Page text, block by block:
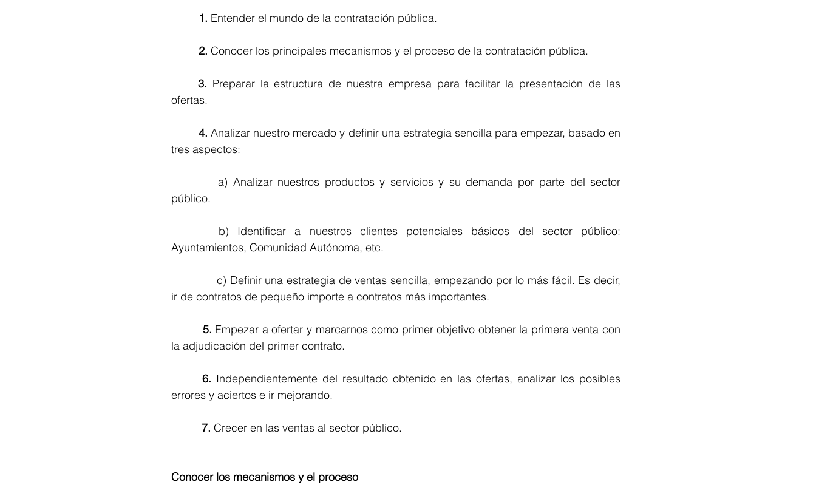
1. Entender el mundo de la contratación pública.
2. Conocer los principales mecanismos y el proceso de la contratación pública.
3. Preparar la estructura de nuestra empresa para facilitar la presentación de las
ofertas.
4. Analizar nuestro mercado y definir una estrategia sencilla para empezar, basado en
tres aspectos:
público.
Ayuntamientos, Comunidad Autónoma, etc.
ir de contratos de pequeño importe a contratos más importantes.
5. Empezar a ofertar y marcarnos como primer objetivo obtener la primera venta con
la adjudicación del primer contrato.
6. Independientemente del resultado obtenido en las ofertas, analizar los posibles
errores y aciertos e ir mejorando.
7. Crecer en las ventas al sector público.
Conocer los mecanismos y el proceso